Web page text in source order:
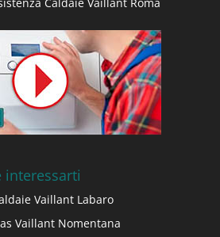
Caldaie Vaillant Roma
interessarti
Vaillant Labaro
Vaillant Nomentana